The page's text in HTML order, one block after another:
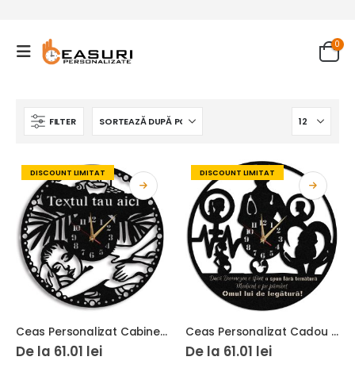
0
FILTER
DISCOUNT LIMITAT
Ceas Personalizat Cabinet Masaj 01
De la 61.01 lei
DISCOUNT LIMITAT
Ceas Personalizat Cadou Medic Obstetrician Ginecolog
De la 61.01 lei